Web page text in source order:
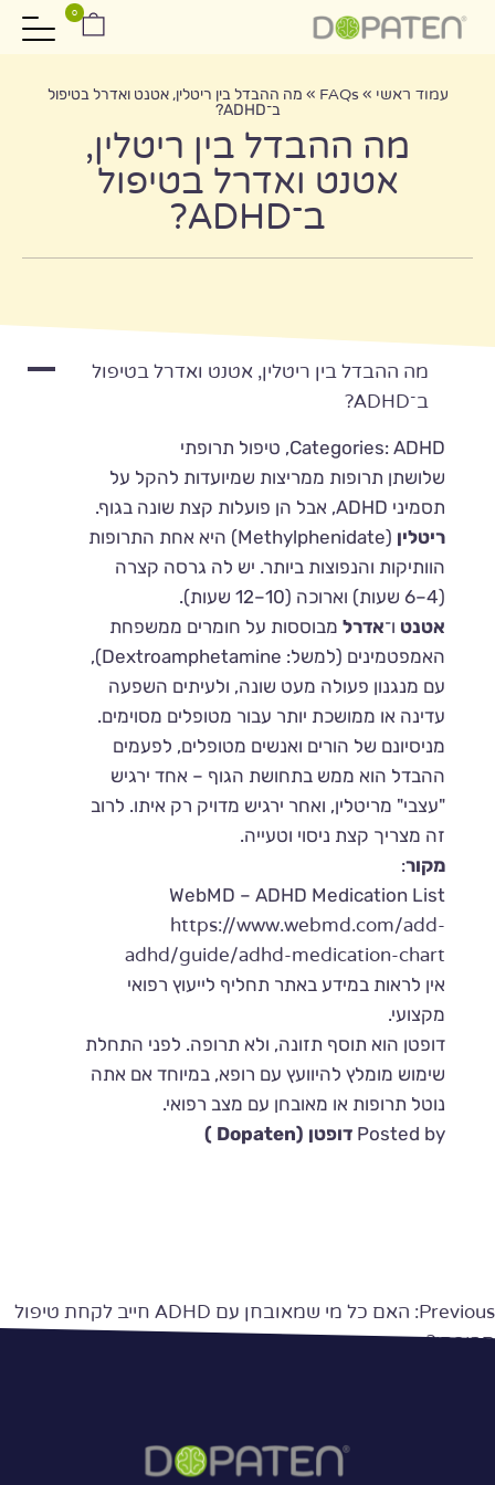
0
עמוד ראשי »
FAQs
» מה ההבדל בין ריטלין, אטנט ואדרל בטיפול
ב־ADHD?
מה ההבדל בין ריטלין,
אטנט ואדרל בטיפול
ב־ADHD?
A
מה ההבדל בין ריטלין, אטנט ואדרל בטיפול
ב־ADHD?
Categories: ADHD, טיפול תרופתי
שלושתן תרופות ממריצות שמיועדות להקל על
תסמיני ADHD, אבל הן פועלות קצת שונה בגוף.
ריטלין
(Methylphenidate) היא אחת התרופות
הוותיקות והנפוצות ביותר. יש לה גרסה קצרה
(4–6 שעות) וארוכה (10–12 שעות).
אטנט ו־אדרל מבוססות על חומרים ממשפחת
האמפטמינים (למשל: Dextroamphetamine),
עם מנגנון פעולה מעט שונה, ולעיתים השפעה
עדינה או ממושכת יותר עבור מטופלים מסוימים.
מניסיונם של הורים ואנשים מטופלים, לפעמים
ההבדל הוא ממש בתחושת הגוף – אחד ירגיש
"עצבי" מריטלין, ואחר ירגיש מדויק רק איתו. לרוב
זה מצריך קצת ניסוי וטעייה.
מקור:
WebMD – ADHD Medication List
https://www.webmd.com/add-
adhd/guide/adhd-medication-chart
אין לראות במידע באתר תחליף לייעוץ רפואי
מקצועי.
דופטן הוא תוסף תזונה, ולא תרופה. לפני התחלת
שימוש מומלץ להיוועץ עם רופא, במיוחד אם אתה
נוטל תרופות או מאובחן עם מצב רפואי.
Posted by דופטן (Dopaten )
ניווט
Previous:
האם כל מי שמאובחן עם ADHD חייב לקחת טיפול
תרופתי?